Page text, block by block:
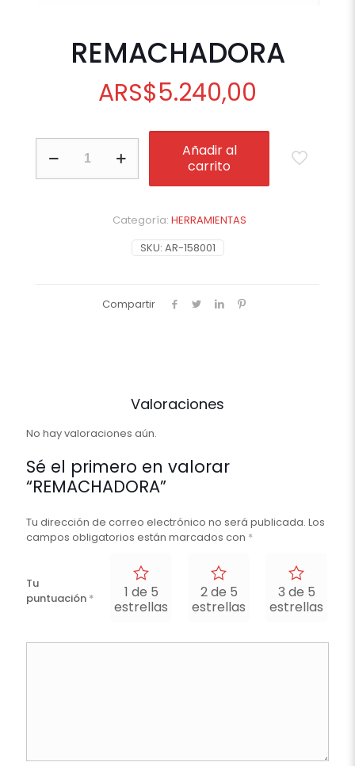
REMACHADORA
ARS$5.240,00
cantidad
Añadir al
carrito
SKU: AR-158001
Categoría: HERRAMIENTAS
Compartir
Valoraciones
No hay valoraciones aún.
Sé el primero en valorar
“REMACHADORA”
Tu dirección de correo electrónico no será publicada. Los
campos obligatorios están marcados con *
Tu
puntuación *
1 de 5
estrellas
2 de 5
estrellas
3 de 5
estrellas